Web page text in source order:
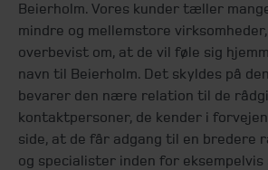
Beierholm. Vores kunder tæller
mindre og mellemstore
overbevist om, at de vil føle sig
navn til Beierholm. Det skyldes på
bevarer den nære relation til de
kontaktpersoner, de kender i
side, at de får adgang til en
og specialister inden for eksempelvis